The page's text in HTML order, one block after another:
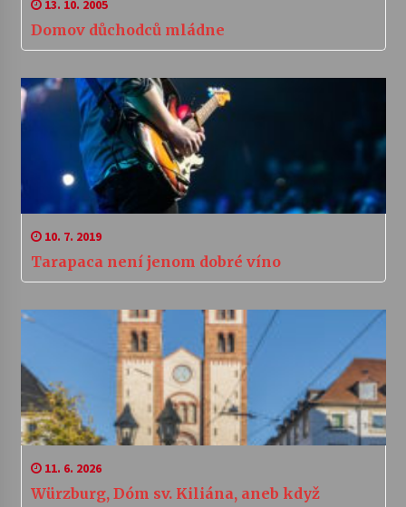
13. 10. 2005
Domov důchodců mládne
10. 7. 2019
Tarapaca není jenom dobré víno
11. 6. 2026
Würzburg, Dóm sv. Kiliána, aneb když